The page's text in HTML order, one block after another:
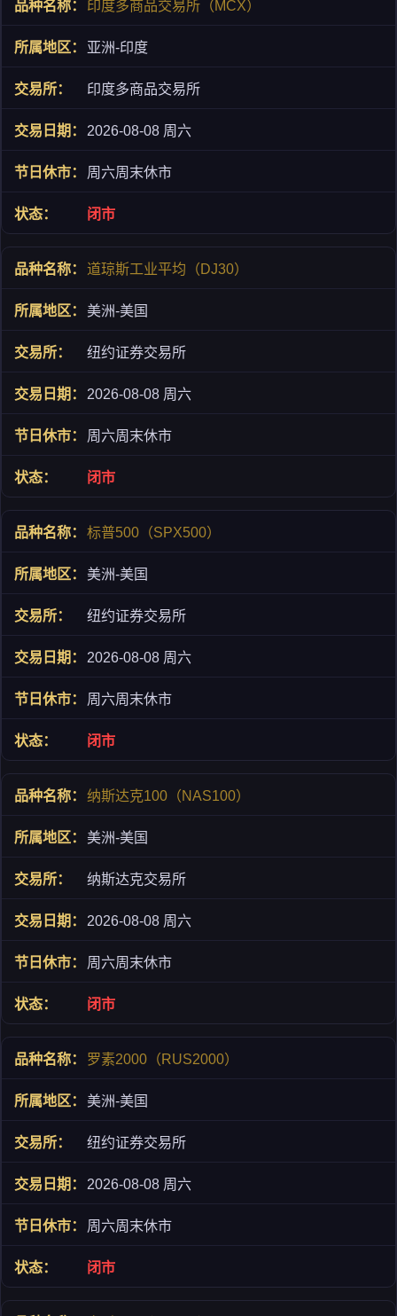
印度多商品交易所（MCX）
亚洲-印度
印度多商品交易所
2026-08-08 周六
周六周末休市
闭市
道琼斯工业平均（DJ30）
美洲-美国
纽约证券交易所
2026-08-08 周六
周六周末休市
闭市
标普500（SPX500）
美洲-美国
纽约证券交易所
2026-08-08 周六
周六周末休市
闭市
纳斯达克100（NAS100）
美洲-美国
纳斯达克交易所
2026-08-08 周六
周六周末休市
闭市
罗素2000（RUS2000）
美洲-美国
纽约证券交易所
2026-08-08 周六
周六周末休市
闭市